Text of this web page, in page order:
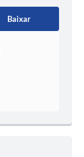
Baixar